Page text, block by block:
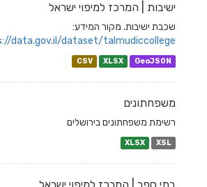
ישיבות | המרכז למיפוי ישראל
שכבת ישיבות. מקור המידע:
data.gov.il/dataset/talmudiccollege
CSV XLSX GeoJSON
משפחתונים
רשימת משפחתונים בירושלים
XLSX XSL